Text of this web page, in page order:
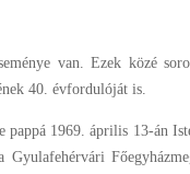
van. Ezek közé
40. évfordulóját is.
pappá 1969. április 13-án